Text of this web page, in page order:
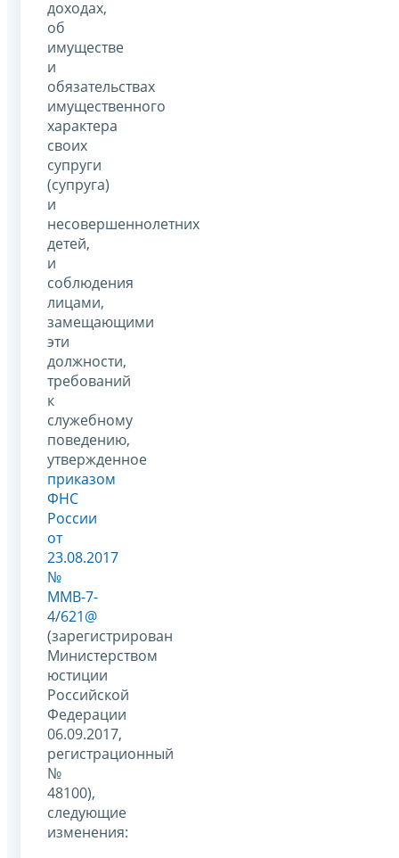
доходах,
об
имуществе
и
обязательствах
имущественного
характера
своих
супруги
(супруга)
и
несовершеннолетних
детей,
и
соблюдения
лицами,
замещающими
эти
должности,
требований
к
служебному
поведению,
утвержденное
приказом
ФНС
России
от
23.08.2017
№
ММВ-7-
4/621@
(зарегистрирован
Министерством
юстиции
Российской
Федерации
06.09.2017,
регистрационный
№
48100),
следующие
изменения: